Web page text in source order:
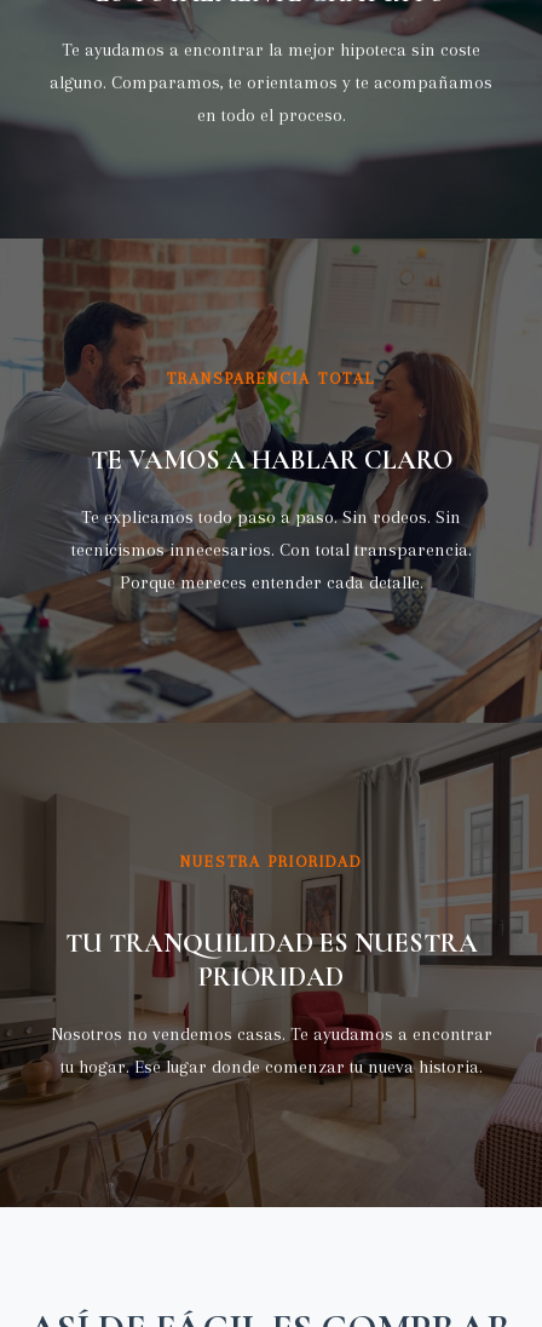
Te ayudamos a encontrar la mejor hipoteca sin coste
alguno. Comparamos, te orientamos y te acompañamos
en todo el proceso.
TRANSPARENCIA TOTAL
TE VAMOS A HABLAR CLARO
Te explicamos todo paso a paso. Sin rodeos. Sin
tecnicismos innecesarios. Con total transparencia.
Porque mereces entender cada detalle.
NUESTRA PRIORIDAD
TU TRANQUILIDAD ES NUESTRA
PRIORIDAD
Nosotros no vendemos casas. Te ayudamos a encontrar
tu hogar. Ese lugar donde comenzar tu nueva historia.